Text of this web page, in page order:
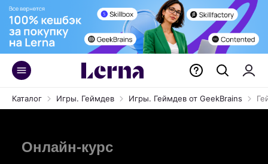
Каталог Игры. Геймдев Игры. Геймдев от GeekBrains
Онлайн-курс